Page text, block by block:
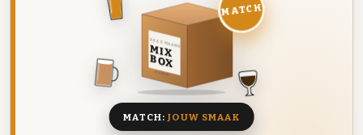
DEZE MAAND
MIX
BOX
8 BIEREN
MATCH
MATCH:JOUW SMAAK